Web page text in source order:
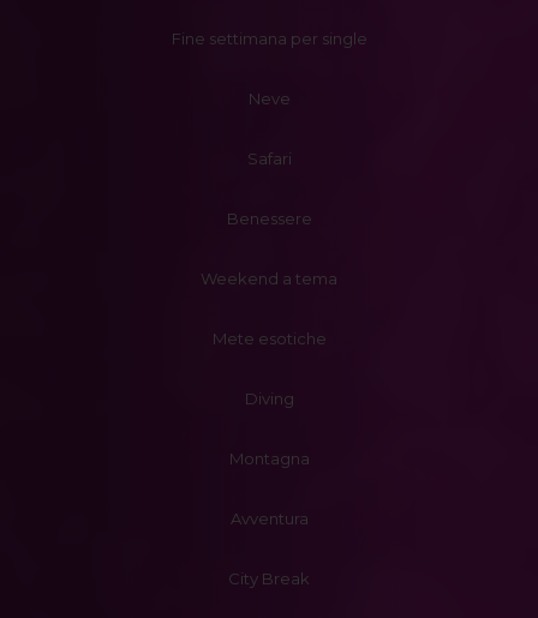
Fine settimana per single
Neve
Safari
Benessere
Weekend a tema
Mete esotiche
Diving
Montagna
Avventura
City Break